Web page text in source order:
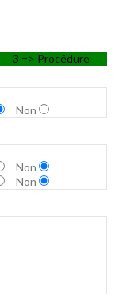
3 => Procédure
Non
Non
Non